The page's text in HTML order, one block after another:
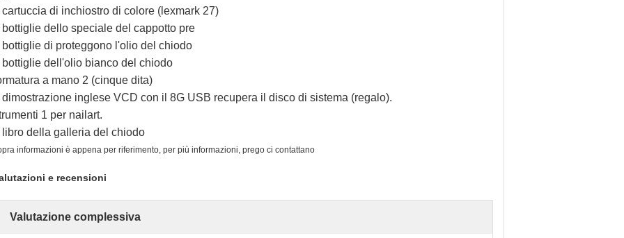
cartuccia di inchiostro di colore (lexmark 27)
bottiglie dello speciale del cappotto pre
bottiglie di proteggono l'olio del chiodo
bottiglie dell'olio bianco del chiodo
a mano 2 (cinque dita)
dimostrazione inglese VCD con il 8G USB recupera il disco di sistema (regalo).
1 per nailart.
libro della galleria del chiodo
informazioni è appena per riferimento, per più informazioni, prego ci contattano
e recensioni
Valutazione complessiva